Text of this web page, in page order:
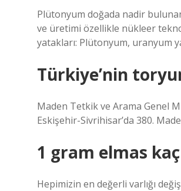
Plütonyum doğada nadir
ve üretimi özellikle nükleer
yatakları: Plütonyum, uranyum
Türkiye’nin
Maden Tetkik ve Arama Genel
Eskişehir-Sivrihisar’da 380.
1 gram elmas
Hepimizin en değerli varlığı